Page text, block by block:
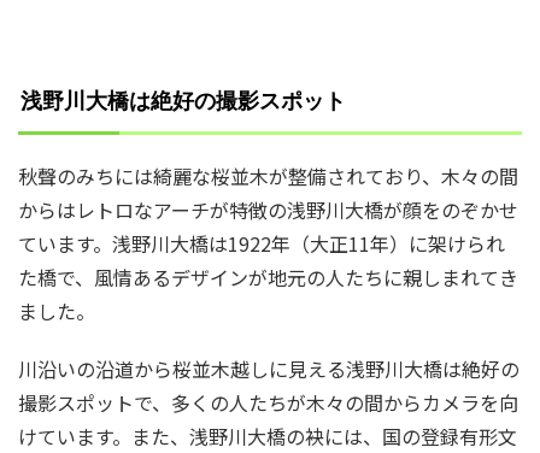
浅野川大橋は絶好の撮影スポット
秋聲のみちには綺麗な桜並木が整備されており、木々の間
からはレトロなアーチが特徴の浅野川大橋が顔をのぞかせ
ています。浅野川大橋は1922年（大正11年）に架けられ
た橋で、風情あるデザインが地元の人たちに親しまれてき
ました。
川沿いの沿道から桜並木越しに見える浅野川大橋は絶好の
撮影スポットで、多くの人たちが木々の間からカメラを向
けています。また、浅野川大橋の袂には、国の登録有形文